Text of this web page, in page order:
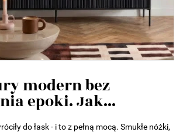
modern bez
epoki. Jak...
do łask - i to z pełną mocą. Smukłe nóżki,